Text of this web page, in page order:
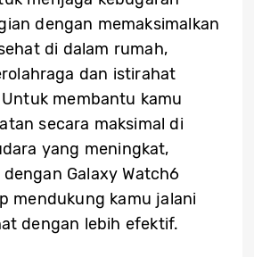
dengan memaksimalkan
di dalam rumah,
dan istirahat
membantu kamu
secara maksimal di
yang meningkat,
Galaxy Watch6
mendukung kamu jalani
dengan lebih efektif.